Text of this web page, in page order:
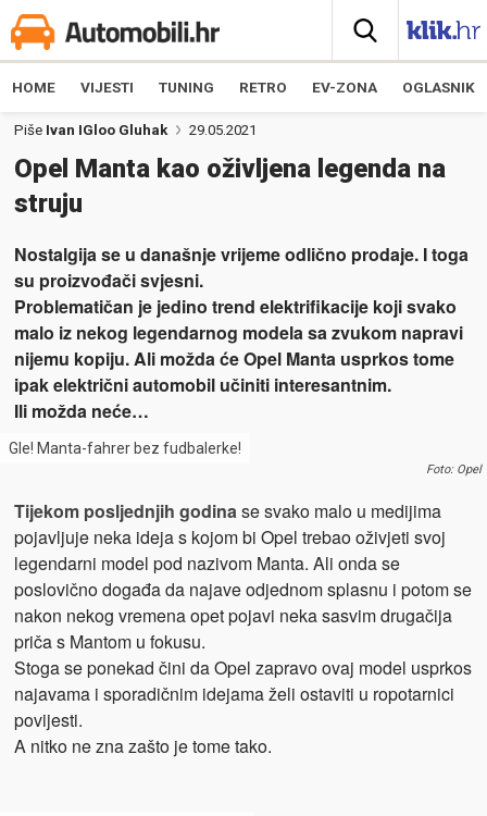
HOME VIJESTI TUNING RETRO EV-ZONA OGLASNIK
Piše Ivan IGloo Gluhak 29.05.2021
Opel Manta kao oživljena legenda na
struju
Nostalgija se u današnje vrijeme odlično prodaje. I toga
su proizvođači svjesni.
Problematičan je jedino trend elektrifikacije koji svako
malo iz nekog legendarnog modela sa zvukom napravi
nijemu kopiju. Ali možda će Opel Manta usprkos tome
ipak električni automobil učiniti interesantnim.
Ili možda neće…
Gle! Manta-fahrer bez fudbalerke!
Foto: Opel
Tijekom posljednjih godinase svako malo u medijima
pojavljuje neka ideja s kojom bi Opel trebao oživjeti svoj
legendarni model pod nazivom Manta. Ali onda se
poslovično događa da najave odjednom splasnu i potom se
nakon nekog vremena opet pojavi neka sasvim drugačija
priča s Mantom u fokusu.
Stoga se ponekad čini da Opel zapravo ovaj model usprkos
najavama i sporadičnim idejama želi ostaviti u ropotarnici
povijesti.
A nitko ne zna zašto je tome tako.